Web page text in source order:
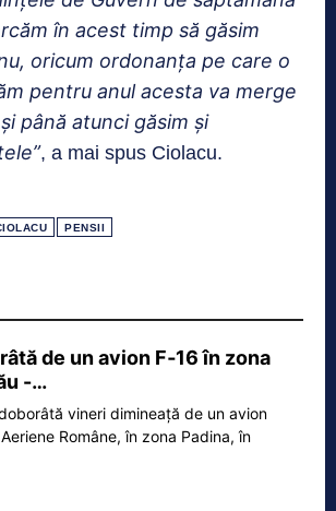
în acest timp să găsim
oricum ordonanţa pe care o
pentru anul acesta va merge
până atunci găsim şi
, a mai spus Ciolacu.
PENSII
de un avion F‑16 în zona
-…
vineri dimineață de un avion
Române, în zona Padina, în